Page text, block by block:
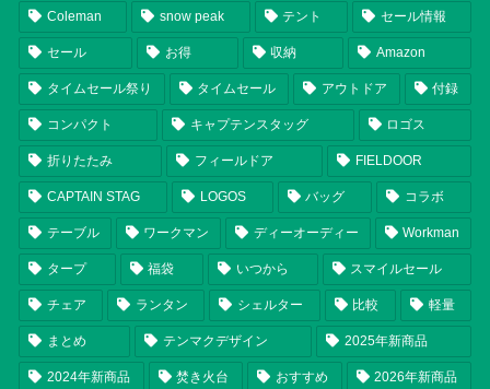
Coleman snow peak テント セール情報
セール お得 収納 Amazon
タイムセール祭り タイムセール アウトドア 付録
コンパクト キャプテンスタッグ ロゴス
折りたたみ フィールドア FIELDOOR
CAPTAIN STAG LOGOS バッグ コラボ
テーブル ワークマン ディーオーディー Workman
タープ 福袋 いつから スマイルセール
チェア ランタン シェルター 比較 軽量
まとめ テンマクデザイン 2025年新商品
2024年新商品 焚き火台 おすすめ 2026年新商品